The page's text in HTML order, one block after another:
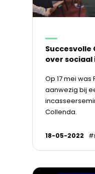
over sociaal
Op 17 mei
aanwezig bij
Collenda.
18-05-2022